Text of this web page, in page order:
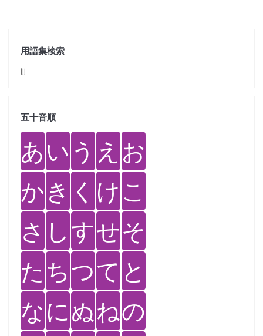
用語集検索
jjj
五十音順
あい う え お
かき く けこ
さ しすせそ
た ちつて と
なにぬねの